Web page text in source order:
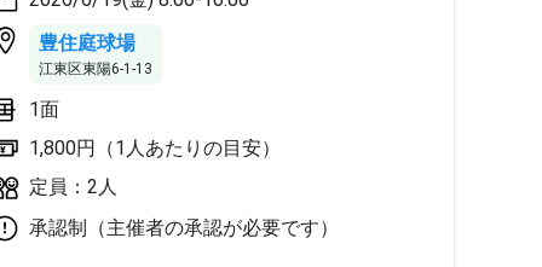
豊住庭球場
江東区東陽6-1-13
1面
1,800円（1人あたりの目安）
定員：2人
承認制（主催者の承認が必要です）